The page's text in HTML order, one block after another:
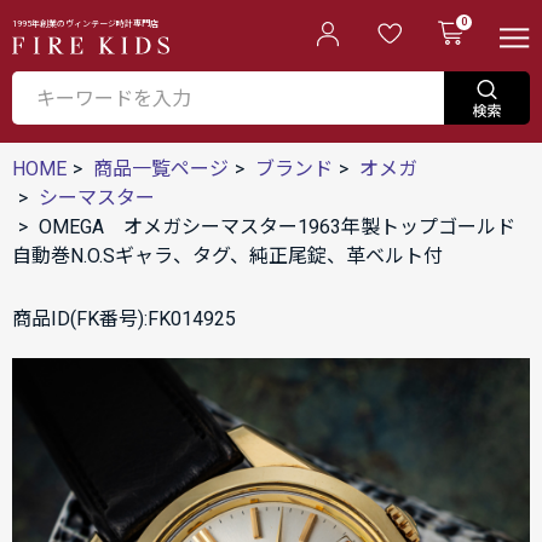
1995年創業のヴィンテージ時計専門店 0
HOME 商品一覧ページ ブランド
オメガ
シーマスター
OMEGA オメガシーマスター1963年製トップゴールド
自動巻N.O.Sギャラ、タグ、純正尾錠、革ベルト付
商品ID(FK番号):FK014925